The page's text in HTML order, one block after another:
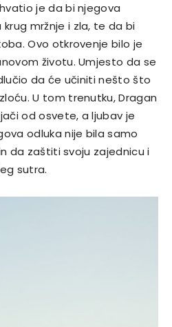
je da bi njegova
mržnje i zla, te da bi
Ovo otkrovenje bilo je
životu. Umjesto da se
da će učiniti nešto što
U tom trenutku, Dragan
od osvete, a ljubav je
odluka nije bila samo
da zaštiti svoju zajednicu i
sutra.